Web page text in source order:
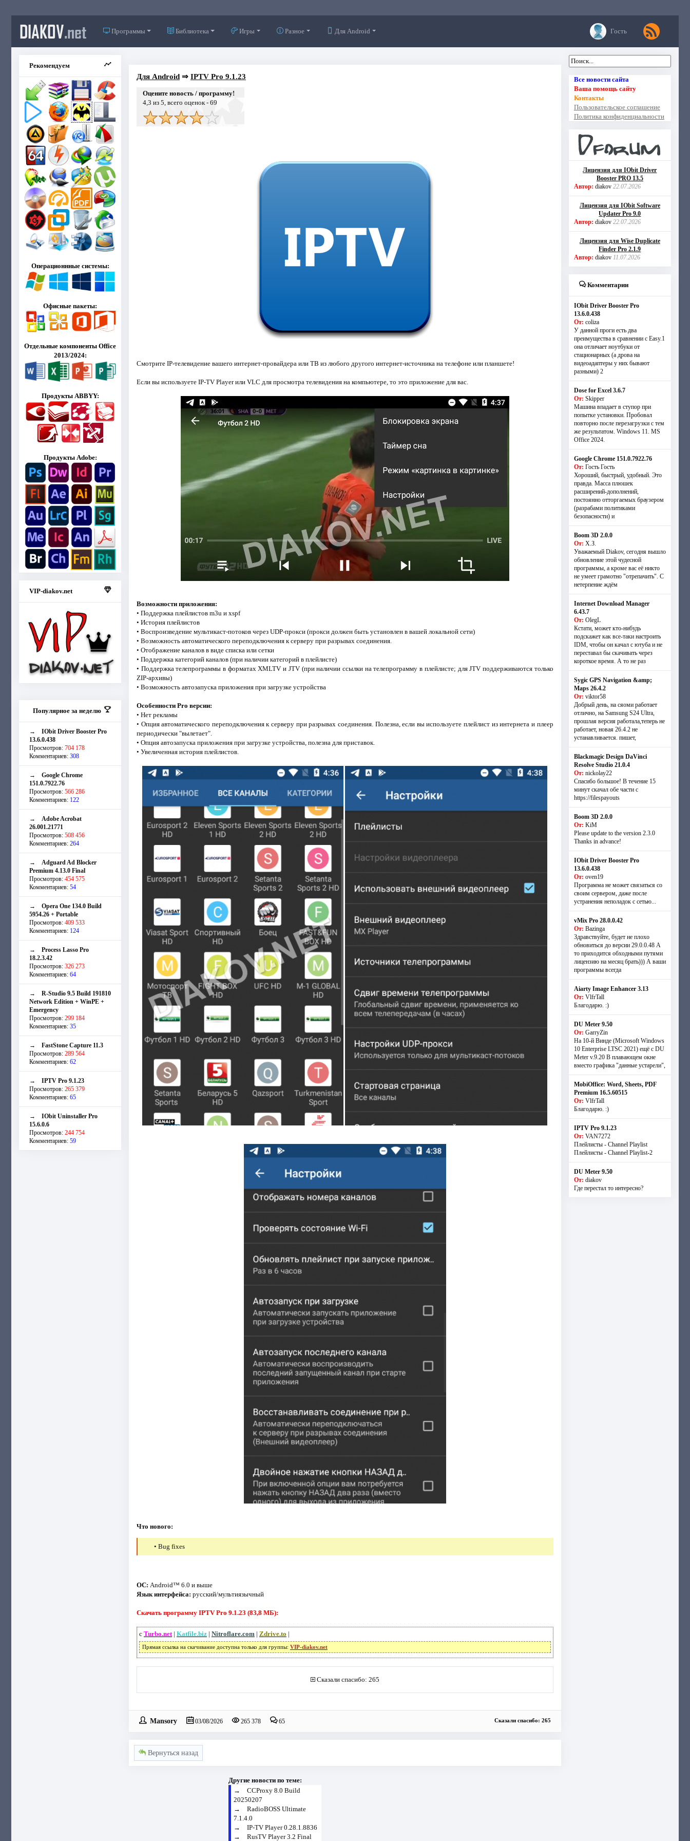
DIAKOV.net Программы Библиотека Игры Разное Для Android Гость
Рекомендуем
Операционнные системы:
Офисные пакеты:
Отдельные компоненты Office
2013/2024:
Продукты ABBYY:
Продукты Adobe:
VIP-diakov.net
Популярное за неделю
→ IObit Driver Booster Pro
13.6.0.438
Просмотров: 704 178
Комментариев: 308
→ Google Chrome
151.0.7922.76
Просмотров: 566 286
Комментариев: 122
→ Adobe Acrobat
26.001.21771
Просмотров: 508 456
Комментариев: 264
→ Adguard Ad Blocker
Premium 4.13.0 Final
Просмотров: 454 575
Комментариев: 54
→ Opera One 134.0 Build
5954.26 + Portable
Просмотров: 409 533
Комментариев: 124
→ Process Lasso Pro
18.2.3.42
Просмотров: 326 273
Комментариев: 64
→ R-Studio 9.5 Build 191810
Network Edition + WinPE +
Emergency
Просмотров: 299 184
Комментариев: 35
→ FastStone Capture 11.3
Просмотров: 289 564
Комментариев: 62
→ IPTV Pro 9.1.23
Просмотров: 265 379
Комментариев: 65
→ IObit Uninstaller Pro
15.6.0.6
Просмотров: 244 754
Комментариев: 59
Для Android⇒ IPTV Pro 9.1.23
Оцените новость / программу!
4,3 из 5, всего оценок - 69
Смотрите IP-телевидение вашего интернет-провайдера или ТВ из любого другого интернет-источника на телефоне или планшете!
Если вы используете IP-TV Player или VLC для просмотра телевидения на компьютере, то это приложение для вас.
Возможности приложения:
• Поддержка плейлистов m3u и xspf
• История плейлистов
• Воспроизведение мультикаст-потоков через UDP-прокси (прокси должен быть установлен в вашей локальной сети)
• Возможность автоматического переподключения к серверу при разрывах соединения.
• Отображение каналов в виде списка или сетки
• Поддержка категорий каналов (при наличии категорий в плейлисте)
• Поддержка телепрограммы в форматах XMLTV и JTV (при наличии ссылки на телепрограмму в плейлисте; для JTV поддерживаются только
ZIP-архивы)
• Возможность автозапуска приложения при загрузке устройства
Особенности Pro версии:
• Нет рекламы
• Опция автоматического переподключения к серверу при разрывах соединения. Полезна, если вы используете плейлист из интернета и плеер
периодически "вылетает".
• Опция автозапуска приложения при загрузке устройства, полезна для приставок.
• Увеличенная история плейлистов.
Что нового:
• Bug fixes
ОС: Android™ 6.0 и выше
Язык интерфейса: русский/мультиязычный
Скачать программу IPTV Pro 9.1.23 (83,8 МБ):
с Turbo.net| Katfile.biz| Nitroflare.com| Zdrive.to |
Прямая ссылка на скачивание доступна только для группы: VIP-diakov.net
Сказали спасибо: 265
Mansory 03/08/2026 265 378 65 Сказали спасибо: 265
Вернуться назад
Другие новости по теме:
→CCProxy 8.0 Build
20250207
→RadioBOSS Ultimate
7.1.4.0
→IP-TV Player 0.28.1.8836
→RusTV Player 3.2 Final
Все новости сайта
Ваша помощь сайту
Контакты
Пользовательское соглашение
Политика конфиденциальности
Лицензия для IObit Driver
Booster PRO 13.5
Автор: diakov 22.07.2026
Лицензия для IObit Software
Updater Pro 9.0
Автор: diakov 22.07.2026
Лицензия для Wise Duplicate
Finder Pro 2.1.9
Автор: diakov 11.07.2026
Комментарии
IObit Driver Booster Pro
13.6.0.438
От: coliza
У данной проги есть два
преимущества в сравнении с Easy.1
она отличает ноутбуки от
стационарных (а дрова на
видеоадаптеры у них бывают
разными) 2
Dose for Excel 3.6.7
От: Skipper
Машина впадает в ступор при
попытке установки. Пробовал
повторно после перезагрузки с тем
же результатом. Windows 11. MS
Offiсe 2024.
Google Chrome 151.0.7922.76
От: Гость Гость
Хороший, быстрый, удобный. Это
правда. Масса плюшек
расширений-дополнений,
постоянно отторгаемых браузером
(разрабами политиками
безопасности) и
Boom 3D 2.0.0
От: Х.З.
Уважаемый Diakov, сегодня вышло
обновление этой чудесной
программы, а кроме вас её никто
не умеет грамотно "отрепачить". С
нетерпение ждём
Internet Download Manager
6.43.7
От: OlegL
Кстати, может кто-нибудь
подскажет как все-таки настроить
IDM, чтобы он качал с ютуба и не
переставал бы скачивать через
короткое время. А то не раз
Sygic GPS Navigation &amp;
Maps 26.4.2
От: viktor58
Добрый день, на сяоми работает
отлично, на Samsung S24 Ultra,
прошлая версия работала,теперь не
работает, новая 26.4.2 не
устанавливается. пишет,
Blackmagic Design DaVinci
Resolve Studio 21.0.4
От: nickolay22
Спасибо большое! В течение 15
минут скачал обе части с
https://filespayouts
Boom 3D 2.0.0
От: KiM
Please update to the version 2.3.0
Thanks in advance!
IObit Driver Booster Pro
13.6.0.438
От: oven19
Программа не может связаться со
своим сервером, даже после
устранения неполадок с сетью...
vMix Pro 28.0.0.42
От: Bazinga
Здравствуйте, будет не плохо
обновиться до версии 29.0.0.48 А
то приходится обходными путями
лицензию на месяц брать))) А ваши
программы всегда
Aiarty Image Enhancer 3.13
От: VlfrTall
Благодарю. :)
DU Meter 9.50
От: GarryZin
На 10-й Винде (Microsoft Windows
10 Enterprise LTSC 2021) ещё с DU
Meter v.9.20 В плавающем окне
вместо графика "данные устарели",
MobiOffice: Word, Sheets, PDF
Premium 16.5.60515
От: VlfrTall
Благодарю. :)
IPTV Pro 9.1.23
От: VAN7272
Плейлисты - Channel Playlist
Плейлисты - Channel Playlist-2
DU Meter 9.50
От: diakov
Где перестал то интересно?